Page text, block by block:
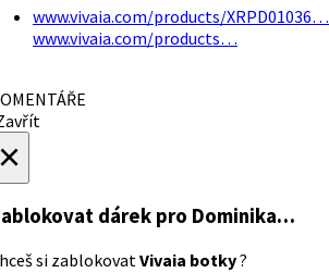
www.vivaia.com/products/XRPD01036…
www.vivaia.com/products…
dárek pro Dominika…
si zablokovatVivaia botky?